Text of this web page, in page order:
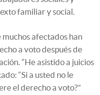
familiar y social.
afectados han
a voto después de
“He asistido a juicios
“Si a usted no le
el derecho a voto?”